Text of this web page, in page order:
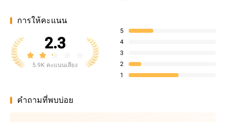
การให้คะแนน
2.3
5.9K คะแนนเสียง
5
4
3
2
1
คำถามที่พบบ่อย